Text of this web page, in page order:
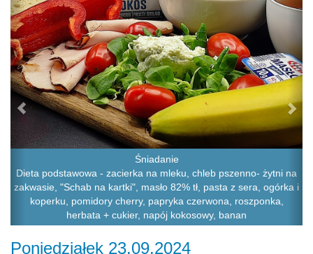
Śniadanie
Dieta podstawowa - zacierka na mleku, chleb pszenno- żytni na
zakwasie, "Schab na kartki", masło 82% tł, pasta z sera, ogórka i
koperku, pomidory cherry, papryka czerwona, roszponka,
herbata + cukier, napój kokosowy, banan
Poniedziałek 23.09.2024